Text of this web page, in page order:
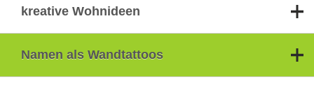
kreative Wohnideen
Namen als Wandtattoos